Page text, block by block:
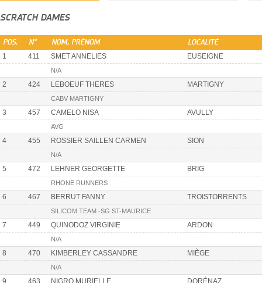
SCRATCH DAMES
POS. N° NOM, PRÉNOM LOCALITÉ
1 411 SMET ANNELIES EUSEIGNE
N/A
2 424 LEBOEUF THERES MARTIGNY
CABV MARTIGNY
3 457 CAMELO NISA AVULLY
AVG
4 455 ROSSIER SAILLEN CARMEN SION
N/A
5 472 LEHNER GEORGETTE BRIG
RHONE RUNNERS
6 467 BERRUT FANNY TROISTORRENTS
SILICOM TEAM -SG ST-MAURICE
7 449 QUINODOZ VIRGINIE ARDON
N/A
8 470 KIMBERLEY CASSANDRE MIÈGE
N/A
9 463 NIGRO MURIELLE DORÉNAZ